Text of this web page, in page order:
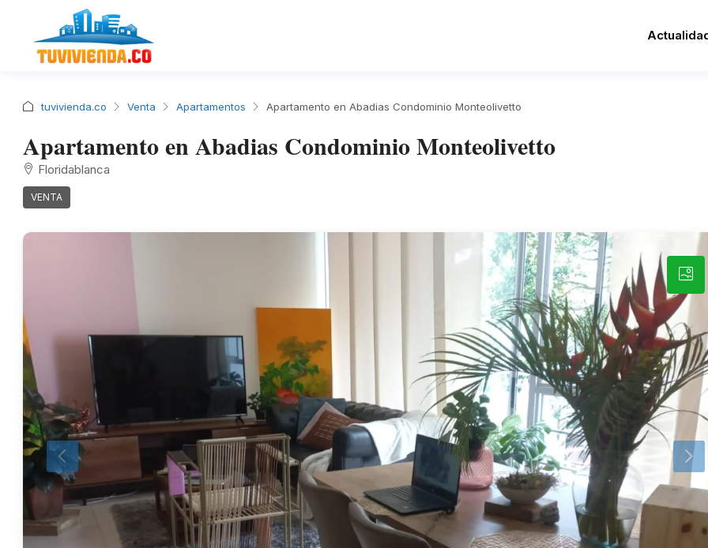
tuvivienda.co Venta Apartamentos Apartamento en Abadias Condominio Monteolivetto
Apartamento en Abadias Condominio Monteolivetto
Floridablanca
VENTA